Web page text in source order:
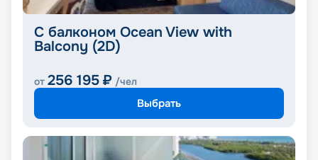
С балконом Ocean View with
Balcony (2D)
от 256 195 ₽ /чел
Выбрать